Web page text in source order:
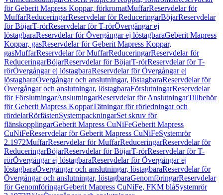
för Geberit Mapress Koppar, förkromatMuffarReservdelar för
MuffarReduceringarReservdelar för ReduceringarBöjarReservdelar
för BöjarT-rörReservdelar för T-rörÖvergångar ej
löstagbaraReservdelar för Övergångar ej löstagbaraGeberit Mapress
Koppar, gasReservdelar för Geberit Mapress Koppar,
gasMuffarReservdelar för MuffarReduceringarReservdelar för
ReduceringarBöjarReservdelar för BöjarT-rörReservdelar för T-
rörÖvergångar ej löstagbaraReservdelar för Övergångar ej
löstagbaraÖvergångar och anslutningar, löstagbaraReservdelar för
Övergångar och anslutningar, löstagbaraFörslutningarReservdelar
för FörslutningarAnslutningarReservdelar för AnslutningarTillbehör
för Geberit Mapress KopparTätningar för rörledningar och
rördelarRörfästenSystempackningarSet skruv för
flänskopplingarGeberit Mapress CuNiFeGeberit Mapress
CuNiFeReservdelar för Geberit Mapress CuNiFeSystemrör
2.1972MuffarReservdelar för MuffarReduceringarReservdelar för
ReduceringarBöjarReservdelar för BöjarT-rörReservdelar för T-
rörÖvergångar ej löstagbaraReservdelar för Övergångar ej
löstagbaraÖvergångar och anslutningar, löstagbaraReservdelar för
Övergångar och anslutningar, löstagbaraGenomföringarReservdelar
för GenomföringarGeberit Mapress CuNiFe, FKM blåSystemrör